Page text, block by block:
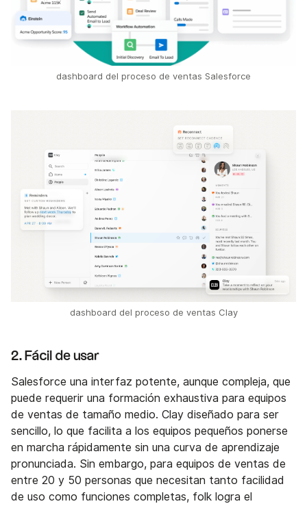
dashboard del proceso de ventas Salesforce
dashboard del proceso de ventas Clay
2. Fácil de usar
Salesforce una interfaz potente, aunque compleja, que
puede requerir una formación exhaustiva para equipos
de ventas de tamaño medio. Clay diseñado para ser
sencillo, lo que facilita a los equipos pequeños ponerse
en marcha rápidamente sin una curva de aprendizaje
pronunciada. Sin embargo, para equipos de ventas de
entre 20 y 50 personas que necesitan tanto facilidad
de uso como funciones completas, folk logra el